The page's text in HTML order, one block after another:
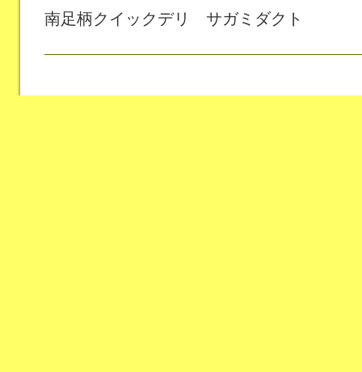
南足柄クイックデリ サガミダクト